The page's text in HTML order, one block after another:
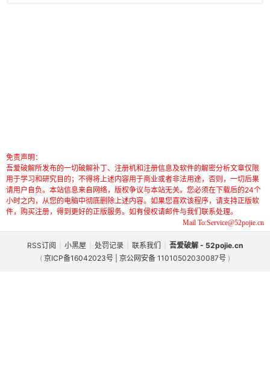
免责声明：
吾爱破解所发布的一切破解补丁、注册机和注册信息及软件的解密分析文章仅限
用于学习和研究目的；不得将上述内容用于商业或者非法用途，否则，一切后果
请用户自负。本站信息来自网络，版权争议与本站无关。您必须在下载后的24个
小时之内，从您的电脑中彻底删除上述内容。如果您喜欢该程序，请支持正版软
件，购买注册，得到更好的正版服务。如有侵权请邮件与我们联系处理。
Mail To:Service@52pojie.cn
RSS订阅 小黑屋 处罚记录 联系我们
吾爱破解 - 52pojie.cn
( 京ICP备16042023号 | 京公网安备 11010502030087号 )